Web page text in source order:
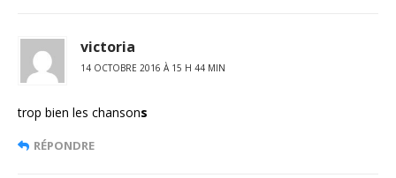
victoria
14 OCTOBRE 2016 À 15 H 44 MIN
trop bien les chansons
RÉPONDRE